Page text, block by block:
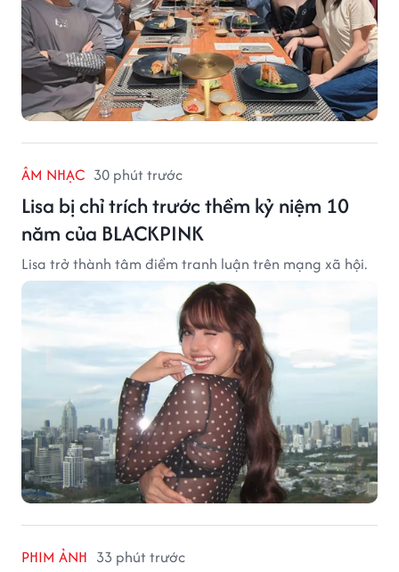
ÂM NHẠC 30 phút trước
Lisa bị chỉ trích trước thềm kỷ niệm 10
năm của BLACKPINK
Lisa trở thành tâm điểm tranh luận trên mạng xã hội.
PHIM ẢNH 33 phút trước